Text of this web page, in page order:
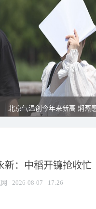
北京气温创今年来新高 焖蒸
新：中稻开镰抢收忙
2026-08-07 17:26